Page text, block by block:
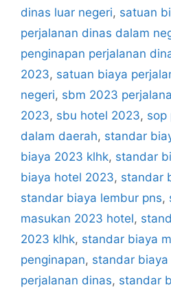
dinas luar negeri, satuan
perjalanan dinas dalam
penginapan perjalanan
2023, satuan biaya
negeri, sbm 2023
2023, sbu hotel 2023, sop
dalam daerah, standar
biaya 2023 klhk, standar
biaya hotel 2023, standar
standar biaya lembur pns,
masukan 2023 hotel,
2023 klhk, standar biaya
penginapan, standar
perjalanan dinas, standar